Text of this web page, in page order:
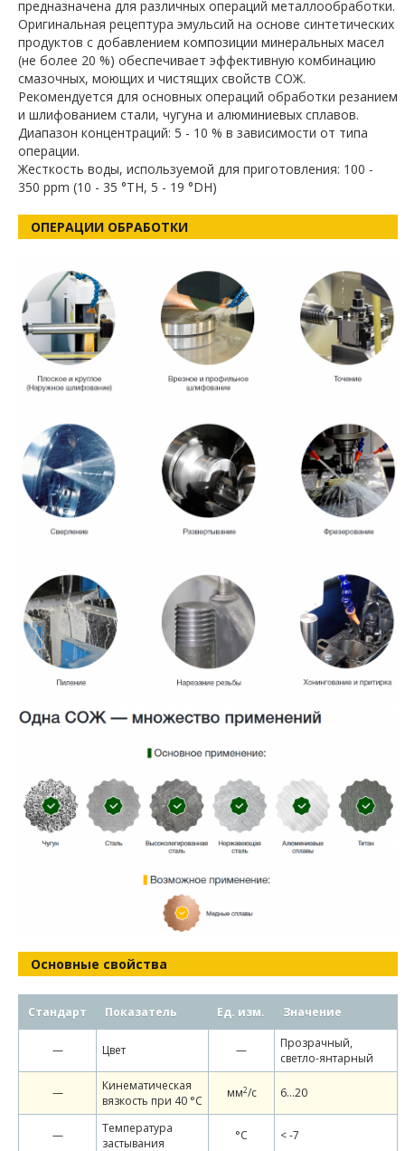
предназначена для различных операций металлообработки.
Оригинальная рецептура эмульсий на основе синтетических
продуктов с добавлением композиции минеральных масел
(не более 20 %) обеспечивает эффективную комбинацию
смазочных, моющих и чистящих свойств СОЖ.
Рекомендуется для основных операций обработки резанием
и шлифованием стали, чугуна и алюминиевых сплавов.
Диапазон концентраций: 5 - 10 % в зависимости от типа
операции.
Жесткость воды, используемой для приготовления: 100 -
350 ppm (10 - 35 °TH, 5 - 19 °DH)
ОПЕРАЦИИ ОБРАБОТКИ
Основные свойства
Стандарт Показатель Ед. изм. Значение
— Цвет —
Прозрачный,
светло-янтарный
—
Кинематическая
вязкость при 40 °С
мм2/c 6...20
—
Температура
застывания
°С < -7